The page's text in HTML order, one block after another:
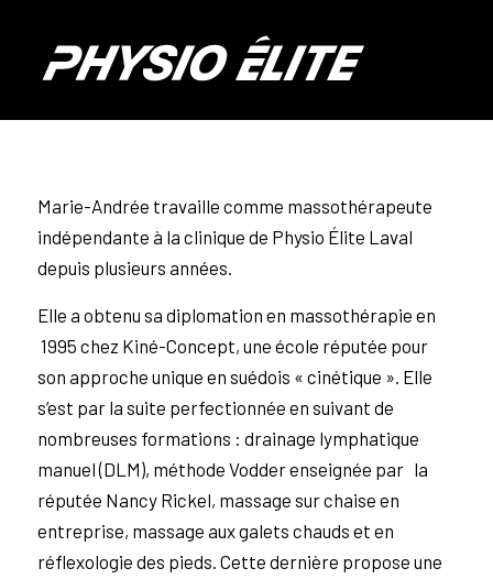
Marie-Andrée travaille comme massothérapeute
indépendante à la clinique de Physio Élite Laval
depuis plusieurs années.
Elle a obtenu sa diplomation en massothérapie en
1995 chez Kiné-Concept, une école réputée pour
son approche unique en suédois « cinétique ». Elle
s’est par la suite perfectionnée en suivant de
nombreuses formations : drainage lymphatique
manuel (DLM), méthode Vodder enseignée par la
réputée Nancy Rickel, massage sur chaise en
entreprise, massage aux galets chauds et en
réflexologie des pieds. Cette dernière propose une